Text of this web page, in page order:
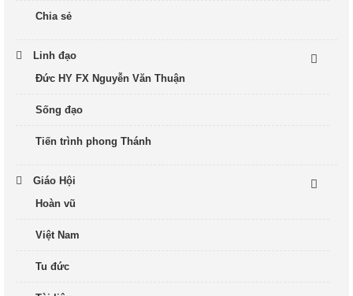
Chia sẻ
Linh đạo
Đức HY FX Nguyễn Văn Thuận
Sống đạo
Tiến trình phong Thánh
Giáo Hội
Hoàn vũ
Việt Nam
Tu đức